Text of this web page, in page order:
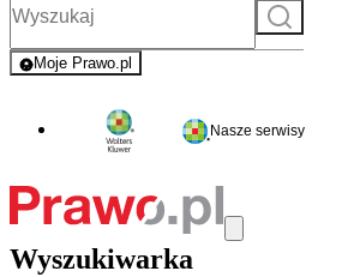
Szukaj
Moje Prawo.pl
- rejestracja i logowanie do serwisu
Nasze serwisy
Wyszukiwarka